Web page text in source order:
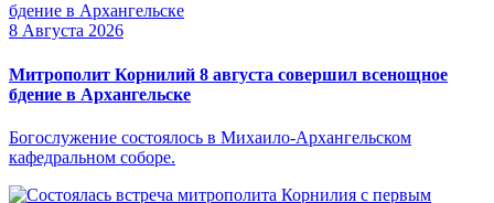
8 Августа 2026
Митрополит Корнилий 8 августа совершил всенощное
бдение в Архангельске
Богослужение состоялось в Михаило-Архангельском
кафедральном соборе.